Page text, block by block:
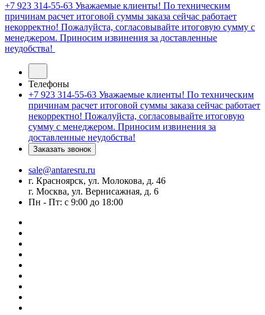
+7 923 314-55-63 Уважаемые клиенты! По техническим
причинам расчет итоговой суммы заказа сейчас работает
некорректно! Пожалуйста, согласовывайте итоговую сумму с
менеджером. Приносим извинения за доставленные
неудобства!
Телефоны
+7 923 314-55-63 Уважаемые клиенты! По техническим
причинам расчет итоговой суммы заказа сейчас работает
некорректно! Пожалуйста, согласовывайте итоговую
сумму с менеджером. Приносим извинения за
доставленные неудобства!
Заказать звонок
sale@antaresru.ru
г. Красноярск, ул. Молокова, д. 46
г. Москва, ул. Вернисажная, д. 6
Пн - Пт: с 9:00 до 18:00